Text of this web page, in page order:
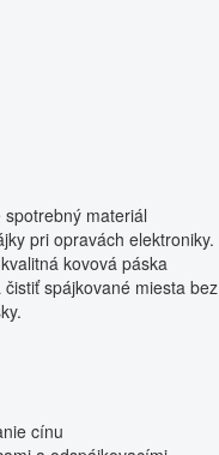
spotrebný materiál
pri opravách elektroniky.
kovová páska
spájkované miesta bez
cínu